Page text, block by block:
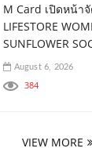
M Card เปิดหน้า
LIFESTORE
SUNFLOWER
August 6, 2026
384
VIEW MORE